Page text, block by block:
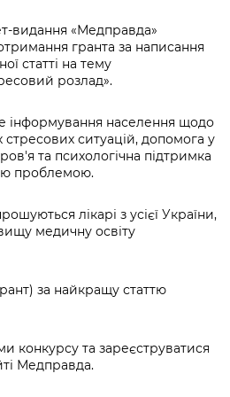
що
КМВА
громадян
Києва
парковки
міста
ділянки
переміщених
доступом
правових та
про публічну
інформації
та анонси від
медіа /
умовах воєнного
martial law
видання «Медправда»
гранта за написання
статті на тему
розлад».
інформування населення щодо
стресових ситуацій, допомога у
та психологічна підтримка
проблемою.
лікарі з усієї України,
медичну освіту
за найкращу статтю
конкурсу та зареєструватися
Медправда.